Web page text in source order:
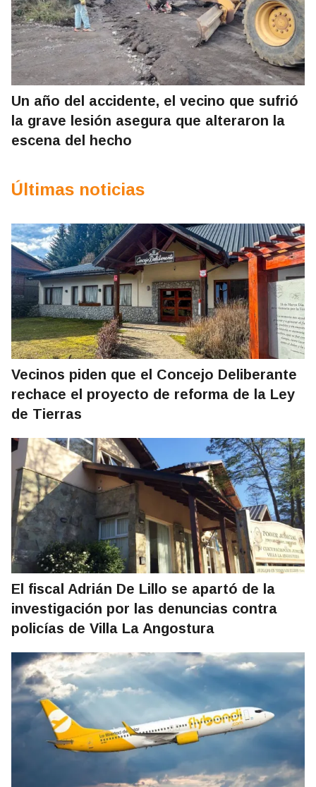
Un año del accidente, el vecino que sufrió
la grave lesión asegura que alteraron la
escena del hecho
Últimas noticias
Vecinos piden que el Concejo Deliberante
rechace el proyecto de reforma de la Ley
de Tierras
El fiscal Adrián De Lillo se apartó de la
investigación por las denuncias contra
policías de Villa La Angostura